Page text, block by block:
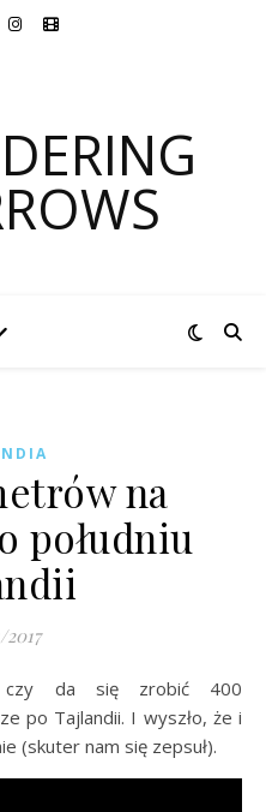
na
południu
po Tajlandii. I wyszło, że i
(skuter nam się zepsuł).